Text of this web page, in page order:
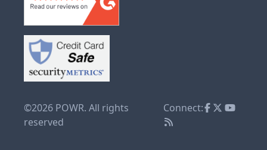
©2026 POWR. All rights
reserved
Connect: